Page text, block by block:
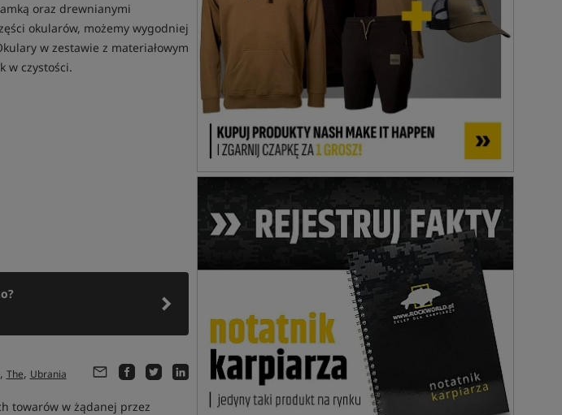
oraz drewnianymi
okularów, możemy wygodniej
w zestawie z materiałowym
w czystości.
, The, Ubrania
towarów w żądanej przez